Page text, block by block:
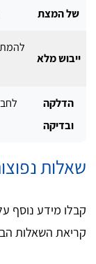
של המצת
ייבוש מלא
הדלקה
ובדיקה
שאלות
קבלו מידע נוסף
קריאת השאלות